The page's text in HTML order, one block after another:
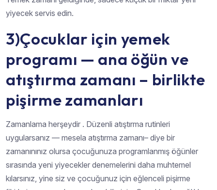
yiyecek servis edin.
3)Çocuklar için yemek
programı — ana öğün ve
atıştırma zamanı – birlikte
pişirme zamanları
Zamanlama herşeydir . Düzenli atıştırma rutinleri
uygularsanız — mesela atıştırma zamanı– diye bir
zamanınınız olursa çocuğunuza programlanmış öğünler
sırasında yeni yiyecekler denemelerini daha muhtemel
kılarsınız, yine siz ve çocuğunuz için eğlenceli pişirme